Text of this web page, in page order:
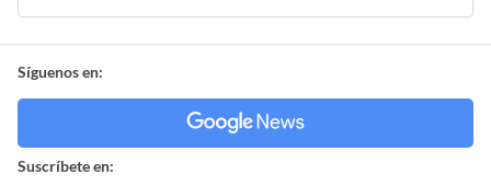
Síguenos en:
Suscríbete en: